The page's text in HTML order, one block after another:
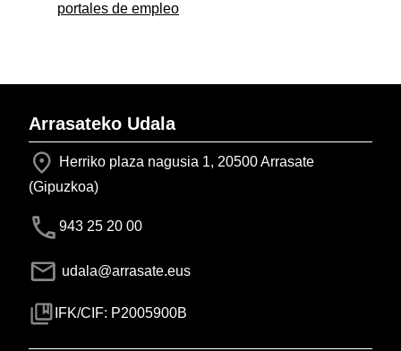
portales de empleo
Arrasateko Udala
Herriko plaza nagusia 1, 20500 Arrasate
(Gipuzkoa)
943 25 20 00
udala@arrasate.eus
IFK/CIF: P2005900B